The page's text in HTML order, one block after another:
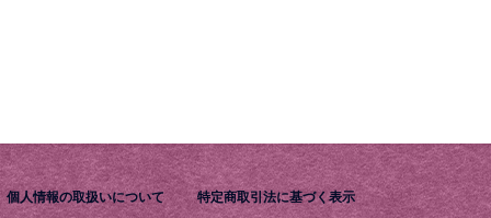
個人情報の取扱いについて 特定商取引法に基づく表示